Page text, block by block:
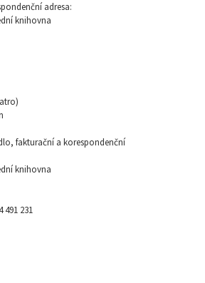
adresa:
knihovna
fakturační a korespondenční
knihovna
491 231